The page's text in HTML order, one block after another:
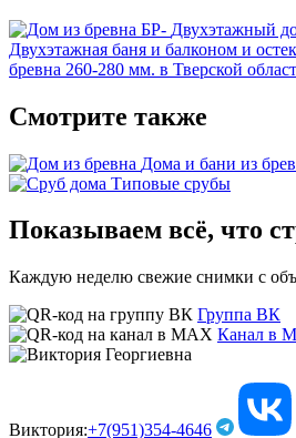
Двухэтажный
Двухэтажная баня и балконом и
бревна 260-280 мм. в Тверской
Смотрите также
Дома и бани из
Типовые срубы
Показываем всё, что
Каждую неделю свежие снимки с
Группа ВК
Канал в
Виктория:+7(951)354-4646